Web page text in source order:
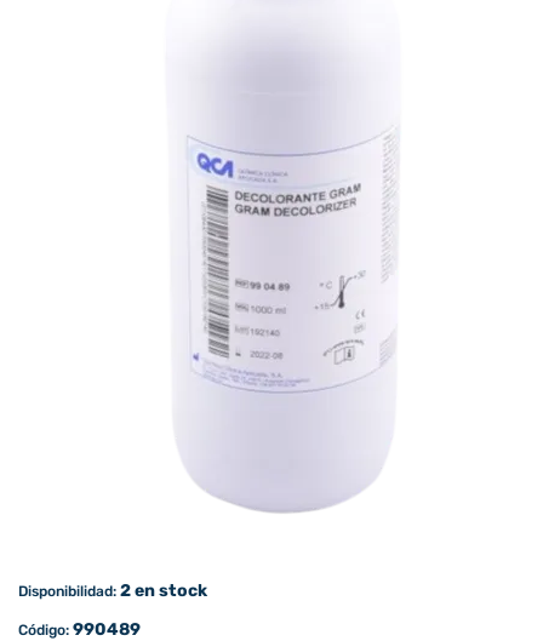
Disponibilidad: 2 en stock
Código: 990489